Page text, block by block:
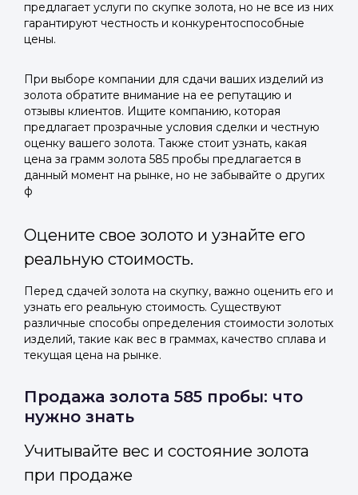
предлагает услуги по скупке золота, но не все из них
гарантируют честность и конкурентоспособные
цены.
При выборе компании для сдачи ваших изделий из
золота обратите внимание на ее репутацию и
отзывы клиентов. Ищите компанию, которая
предлагает прозрачные условия сделки и честную
оценку вашего золота. Также стоит узнать, какая
цена за грамм золота 585 пробы предлагается в
данный момент на рынке, но не забывайте о других
ф
Оцените свое золото и узнайте его
реальную стоимость.
Перед сдачей золота на скупку, важно оценить его и
узнать его реальную стоимость. Существуют
различные способы определения стоимости золотых
изделий, такие как вес в граммах, качество сплава и
текущая цена на рынке.
Продажа золота 585 пробы: что
нужно знать
Учитывайте вес и состояние золота
при продаже